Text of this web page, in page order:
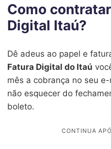
Como
Digital Itaú?
Dê adeus ao papel e
Fatura Digital do Itaú
mês a cobrança no seu
não esquecer do
boleto.